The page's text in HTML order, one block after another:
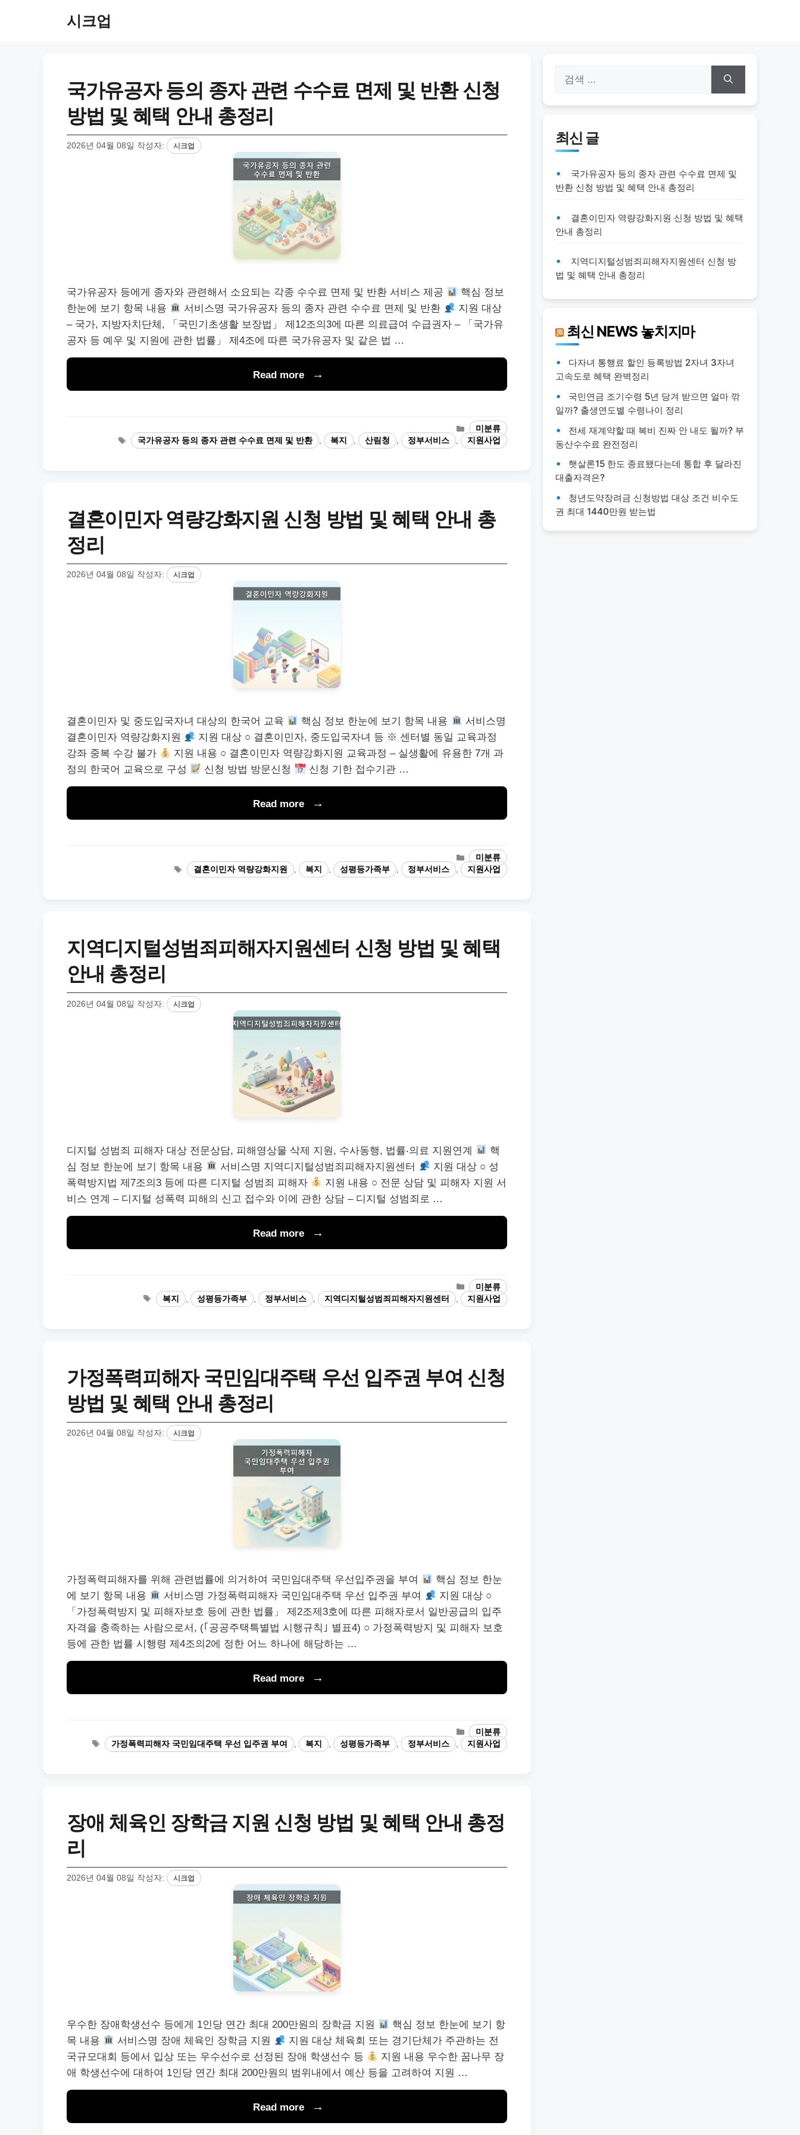
시크업
국가유공자 등의 종자 관련 수수료 면제 및 반환 신청
방법 및 혜택 안내 총정리
2026년 04월 08일 작성자: 시크업
국가유공자 등에게 종자와 관련해서 소요되는 각종 수수료 면제 및 반환 서비스 제공
핵심 정보
한눈에 보기 항목 내용
서비스명 국가유공자 등의 종자 관련 수수료 면제 및 반환
지원 대상
– 국가, 지방자치단체, 「국민기초생활 보장법」 제12조의3에 따른 의료급여 수급권자 – 「국가유
공자 등 예우 및 지원에 관한 법률」 제4조에 따른 국가유공자 및 같은 법 …
Read more
카
테
고
미분류
태
그
국가유공자 등의 종자 관련 수수료 면제 및 반환 , 복지 , 산림청 , 정부서비스 , 지원사업
결혼이민자 역량강화지원 신청 방법 및 혜택 안내 총
정리
2026년 04월 08일 작성자: 시크업
결혼이민자 및 중도입국자녀 대상의 한국어 교육 핵심 정보 한눈에 보기 항목 내용
서비스명
결혼이민자 역량강화지원
지원 대상 ○ 결혼이민자, 중도입국자녀 등 ※ 센터별 동일 교육과정
강좌 중복 수강 불가
지원 내용 ○ 결혼이민자 역량강화지원 교육과정 – 실생활에 유용한 7개 과
정의 한국어 교육으로 구성
신청 방법 방문신청 신청 기한 접수기관 …
Read more
카
테
고
미분류
태
그
결혼이민자 역량강화지원 , 복지 , 성평등가족부 , 정부서비스 , 지원사업
지역디지털성범죄피해자지원센터 신청 방법 및 혜택
안내 총정리
2026년 04월 08일 작성자: 시크업
디지털 성범죄 피해자 대상 전문상담, 피해영상물 삭제 지원, 수사동행, 법률‧의료 지원연계
핵
심 정보 한눈에 보기 항목 내용
서비스명 지역디지털성범죄피해자지원센터
지원 대상 ○ 성
폭력방지법 제7조의3 등에 따른 디지털 성범죄 피해자
지원 내용 ○ 전문 상담 및 피해자 지원 서
비스 연계 – 디지털 성폭력 피해의 신고 접수와 이에 관한 상담 – 디지털 성범죄로 …
Read more
카
테
고
미분류
태
그
복지 성평등가족부 정부서비스 지역디지털성범죄피해자지원센터 지원사업
가정폭력피해자 국민임대주택 우선 입주권 부여 신청
방법 및 혜택 안내 총정리
2026년 04월 08일 작성자: 시크업
가정폭력피해자를 위해 관련법률에 의거하여 국민임대주택 우선입주권을 부여
핵심 정보 한눈
에 보기 항목 내용
서비스명 가정폭력피해자 국민임대주택 우선 입주권 부여
지원 대상 ○
「가정폭력방지 및 피해자보호 등에 관한 법률」 제2조제3호에 따른 피해자로서 일반공급의 입주
자격을 충족하는 사람으로서, (｢공공주택특별법 시행규칙｣ 별표4) ○ 가정폭력방지 및 피해자 보호
등에 관한 법률 시행령 제4조의2에 정한 어느 하나에 해당하는 …
Read more
카
테
고
미분류
태
그
가정폭력피해자 국민임대주택 우선 입주권 부여 복지 성평등가족부 정부서비스 지원사업
장애 체육인 장학금 지원 신청 방법 및 혜택 안내 총정
리
2026년 04월 08일 작성자: 시크업
우수한 장애학생선수 등에게 1인당 연간 최대 200만원의 장학금 지원
핵심 정보 한눈에 보기 항
목 내용
서비스명 장애 체육인 장학금 지원
지원 대상 체육회 또는 경기단체가 주관하는 전
국규모대회 등에서 입상 또는 우수선수로 선정된 장애 학생선수 등
지원 내용 우수한 꿈나무 장
애 학생선수에 대하여 1인당 연간 최대 200만원의 범위내에서 예산 등을 고려하여 지원 …
Read more
색:
최신 글
국가유공자 등의 종자 관련 수수료 면제 및
반환 신청 방법 및 혜택 안내 총정리
결혼이민자 역량강화지원 신청 방법 및 혜택
안내 총정리
지역디지털성범죄피해자지원센터 신청 방
법 및 혜택 안내 총정리
최신 NEWS 놓치지마
다자녀 통행료 할인 등록방법 2자녀 3자녀
고속도로 혜택 완벽정리
국민연금 조기수령 5년 당겨 받으면 얼마 깎
일까? 출생연도별 수령나이 정리
전세 재계약할 때 복비 진짜 안 내도 될까? 부
동산수수료 완전정리
햇살론15 한도 종료됐다는데 통합 후 달라진
대출자격은?
청년도약장려금 신청방법 대상 조건 비수도
권 최대 1440만원 받는법